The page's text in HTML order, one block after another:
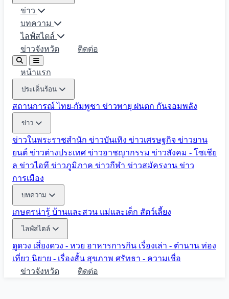
ข่าว
บทความ
ไลฟ์สไตล์
ข่าวจังหวัด
ติดต่อ
หน้าแรก
ประเด็นร้อน
สถานการณ์ ไทย-กัมพูชา ข่าวพายุ ฝนตก กันจอมพลัง
ข่าว
ข่าวในพระราชสำนัก ข่าวบันเทิง ข่าวเศรษฐกิจ ข่าวยาน
ยนต์ ข่าวต่างประเทศ ข่าวอาชญากรรม ข่าวสังคม - โซเชีย
ล ข่าวไอที ข่าวภูมิภาค ข่าวกีฬา ข่าวสมัครงาน ข่าว
การเมือง
บทความ
เกษตรน่ารู้ บ้านและสวน แม่และเด็ก สัตว์เลี้ยง
ไลฟ์สไตล์
ดูดวง เสี่ยงดวง - หวย อาหารการกิน เรื่องเล่า - ตำนาน ท่อง
เที่ยว นิยาย - เรื่องสั้น สุขภาพ ศรัทธา - ความเชื่อ
ข่าวจังหวัด
ติดต่อ